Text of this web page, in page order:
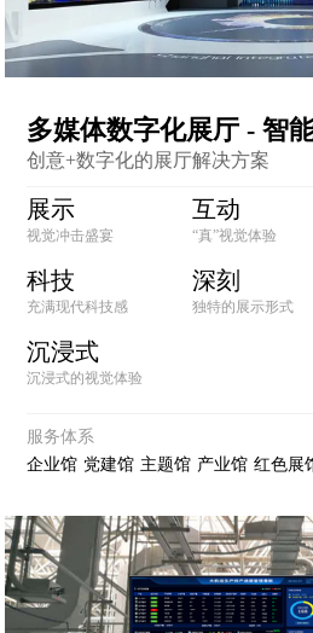
多媒体数字化展厅 - 智
创意+数字化的展厅解决方案
展示
视觉冲击盛宴
互动
“真”视觉体验
科技
充满现代科技感
深刻
独特的展示形式
沉浸式
沉浸式的视觉体验
服务体系
企业馆 党建馆 主题馆 产业馆 红色展